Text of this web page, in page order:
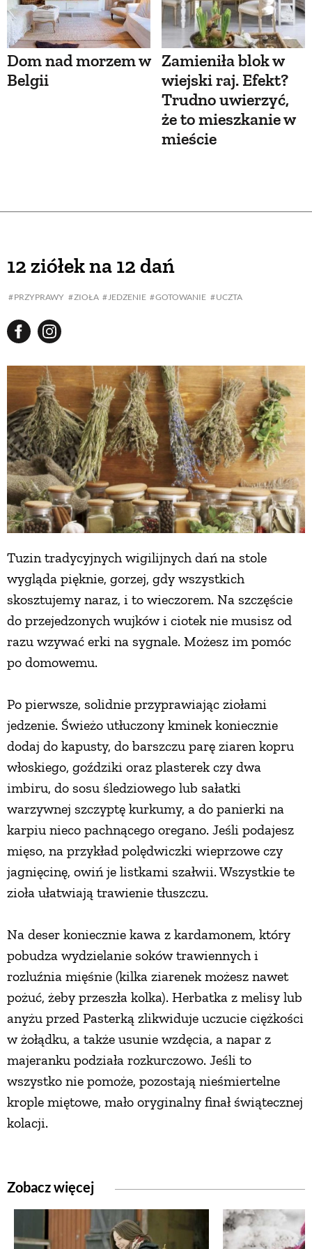
Dom nad morzem w
Belgii
Zamieniła blok w
wiejski raj. Efekt?
Trudno uwierzyć,
że to mieszkanie w
mieście
12 ziółek na 12 dań
PRZYPRAWY ZIOŁA JEDZENIE GOTOWANIE UCZTA
Tuzin tradycyjnych wigilijnych dań na stole
wygląda pięknie, gorzej, gdy wszystkich
skosztujemy naraz, i to wieczorem. Na szczęście
do przejedzonych wujków i ciotek nie musisz od
razu wzywać erki na sygnale. Możesz im pomóc
po domowemu.
Po pierwsze, solidnie przyprawiając ziołami
jedzenie. Świeżo utłuczony kminek koniecznie
dodaj do kapusty, do barszczu parę ziaren kopru
włoskiego, goździki oraz plasterek czy dwa
imbiru, do sosu śledziowego lub sałatki
warzywnej szczyptę kurkumy, a do panierki na
karpiu nieco pachnącego oregano. Jeśli podajesz
mięso, na przykład polędwiczki wieprzowe czy
jagnięcinę, owiń je listkami szałwii. Wszystkie te
zioła ułatwiają trawienie tłuszczu.
Na deser koniecznie kawa z kardamonem, który
pobudza wydzielanie soków trawiennych i
rozluźnia mięśnie (kilka ziarenek możesz nawet
pożuć, żeby przeszła kolka). Herbatka z melisy lub
anyżu przed Pasterką zlikwiduje uczucie ciężkości
w żołądku, a także usunie wzdęcia, a napar z
majeranku podziała rozkurczowo. Jeśli to
wszystko nie pomoże, pozostają nieśmiertelne
krople miętowe, mało oryginalny finał świątecznej
kolacji.
Zobacz więcej